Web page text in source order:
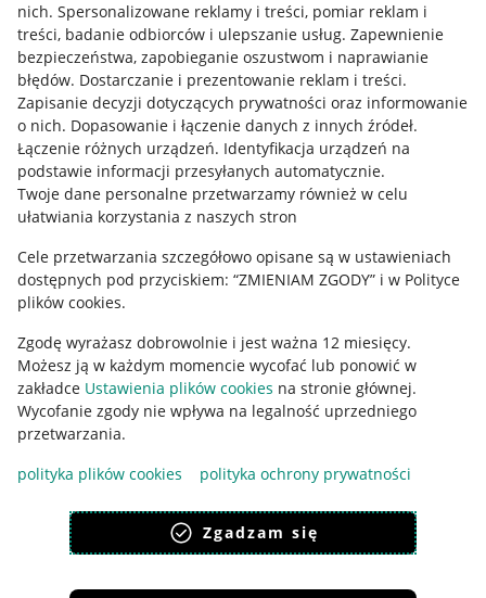
nich. Spersonalizowane reklamy i treści, pomiar reklam i
treści, badanie odbiorców i ulepszanie usług. Zapewnienie
bezpieczeństwa, zapobieganie oszustwom i naprawianie
błędów. Dostarczanie i prezentowanie reklam i treści.
Zapisanie decyzji dotyczących prywatności oraz informowanie
o nich. Dopasowanie i łączenie danych z innych źródeł.
Łączenie różnych urządzeń. Identyfikacja urządzeń na
podstawie informacji przesyłanych automatycznie.
Twoje dane personalne przetwarzamy również w celu
ułatwiania korzystania z naszych stron
Cele przetwarzania szczegółowo opisane są w ustawieniach
dostępnych pod przyciskiem: “ZMIENIAM ZGODY” i w Polityce
plików cookies.
Zgodę wyrażasz dobrowolnie i jest ważna 12 miesięcy.
Możesz ją w każdym momencie wycofać lub ponowić w
zakładce Ustawienia plików cookies na stronie głównej.
Wycofanie zgody nie wpływa na legalność uprzedniego
przetwarzania.
polityka plików cookies
polityka ochrony prywatności
Zgadzam się
Allegro Gadane dla kupujących
Mapa miejscowości
Informacje prawne
Regulamin
Polityka plików "cookies"
Ustawienia plików "cookies"
Udostępnianie lokalizacji
Informacje dla Aktu o Usługach Cyfrowych
Pobierz aplikację